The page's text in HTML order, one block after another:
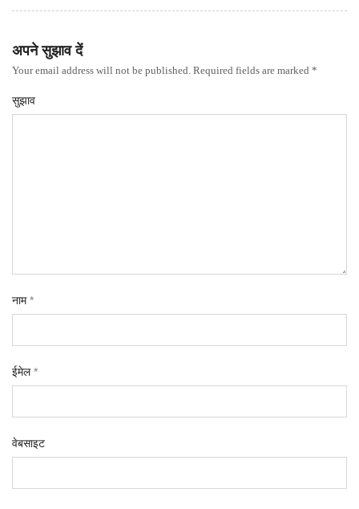
अपने सुझाव दें
Your email address will not be published. Required fields are marked *
सुझाव
नाम*
ईमेल*
वेबसाइट